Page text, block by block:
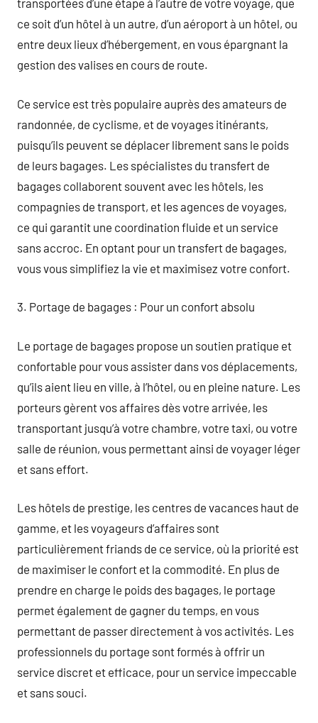
transportées d’une étape à l’autre de votre voyage, que
ce soit d’un hôtel à un autre, d’un aéroport à un hôtel, ou
entre deux lieux d’hébergement, en vous épargnant la
gestion des valises en cours de route.
Ce service est très populaire auprès des amateurs de
randonnée, de cyclisme, et de voyages itinérants,
puisqu’ils peuvent se déplacer librement sans le poids
de leurs bagages. Les spécialistes du transfert de
bagages collaborent souvent avec les hôtels, les
compagnies de transport, et les agences de voyages,
ce qui garantit une coordination fluide et un service
sans accroc. En optant pour un transfert de bagages,
vous vous simplifiez la vie et maximisez votre confort.
3. Portage de bagages : Pour un confort absolu
Le portage de bagages propose un soutien pratique et
confortable pour vous assister dans vos déplacements,
qu’ils aient lieu en ville, à l’hôtel, ou en pleine nature. Les
porteurs gèrent vos affaires dès votre arrivée, les
transportant jusqu’à votre chambre, votre taxi, ou votre
salle de réunion, vous permettant ainsi de voyager léger
et sans effort.
Les hôtels de prestige, les centres de vacances haut de
gamme, et les voyageurs d’affaires sont
particulièrement friands de ce service, où la priorité est
de maximiser le confort et la commodité. En plus de
prendre en charge le poids des bagages, le portage
permet également de gagner du temps, en vous
permettant de passer directement à vos activités. Les
professionnels du portage sont formés à offrir un
service discret et efficace, pour un service impeccable
et sans souci.